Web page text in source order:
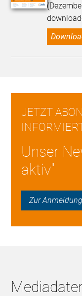
JETZT
Unser
aktiv"
Zur Anmeldung